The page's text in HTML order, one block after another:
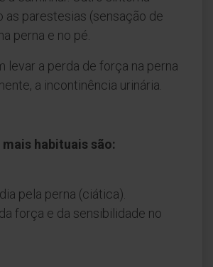
as parestesias (sensação de
perna e no pé.
levar a perda de força na perna
a incontinência urinária.
habituais são:
pela perna (ciática).
força e da sensibilidade no